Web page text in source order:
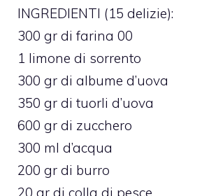
INGREDIENTI (15 delizie):
300 gr di farina 00
1 limone di sorrento
300 gr di albume d’uova
350 gr di tuorli d’uova
600 gr di zucchero
300 ml d’acqua
200 gr di burro
20 gr di colla di pesce